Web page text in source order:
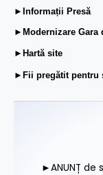
►Informații Presă
►Modernizare Gara
►Hartă site
►Fii pregătit pentru
►ANUNȚ de